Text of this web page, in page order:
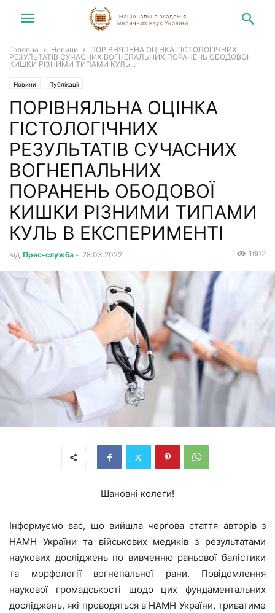
Головна Новини
ПОРІВНЯЛЬНА ОЦІНКА ГІСТОЛОГІЧНИХ
РЕЗУЛЬТАТІВ СУЧАСНИХ ВОГНЕПАЛЬНИХ ПОРАНЕНЬ ОБОДОВОЇ
КИШКИ РІЗНИМИ ТИПАМИ КУЛЬ...
Новини Публікації
ПОРІВНЯЛЬНА ОЦІНКА
ГІСТОЛОГІЧНИХ
РЕЗУЛЬТАТІВ СУЧАСНИХ
ВОГНЕПАЛЬНИХ
ПОРАНЕНЬ ОБОДОВОЇ
КИШКИ РІЗНИМИ ТИПАМИ
КУЛЬ В ЕКСПЕРИМЕНТІ
від Прес-служба - 28.03.2022 1602
Шановні колеги!
Інформуємо вас, що вийшла чергова стаття авторів з
НАМН України та військових медиків з результатами
наукових досліджень по вивченню раньової балістики
та морфології вогнепальної рани. Повідомлення
наукової громадськості щодо цих фундаментальних
досліджень, які проводяться в НАМН України, триватиме